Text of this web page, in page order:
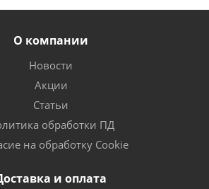
О компании
Новости
Акции
Статьи
обработки ПД
на обработку Cookie
и оплата